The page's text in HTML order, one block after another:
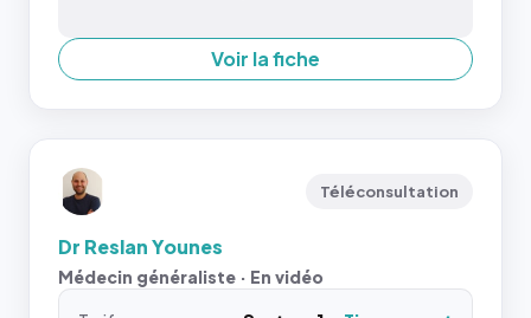
Voir la fiche
Téléconsultation
Dr Reslan Younes
Médecin généraliste · En vidéo